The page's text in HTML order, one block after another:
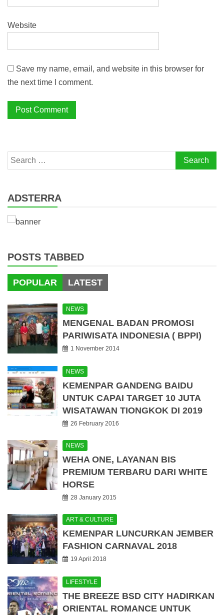
Website
Save my name, email, and website in this browser for
the next time I comment.
Search
for:
ADSTERRA
POSTS TABBED
POPULAR LATEST
NEWS
MENGENAL BADAN PROMOSI
PARIWISATA INDONESIA ( BPPI)
1 November 2014
NEWS
KEMENPAR GANDENG BAIDU
UNTUK CAPAI TARGET 10 JUTA
WISATAWAN TIONGKOK DI 2019
26 February 2016
NEWS
WEHA ONE, LAYANAN BIS
PREMIUM TERBARU DARI WHITE
HORSE
28 January 2015
ART & CULTURE
KEMENPAR LUNCURKAN JEMBER
FASHION CARNAVAL 2018
19 April 2018
LIFESTYLE
THE BREEZE BSD CITY HADIRKAN
ORIENTAL ROMANCE UNTUK